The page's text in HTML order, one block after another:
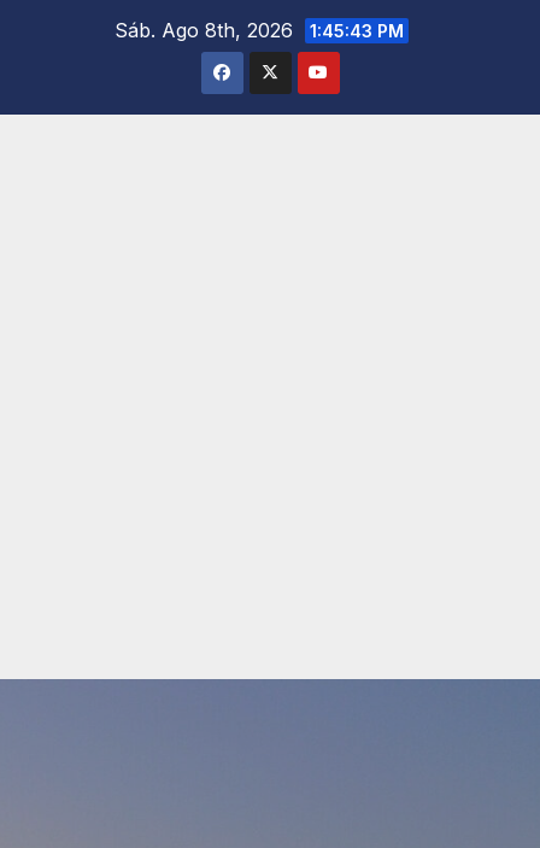
Sáb. Ago 8th, 2026 1:45:44 PM